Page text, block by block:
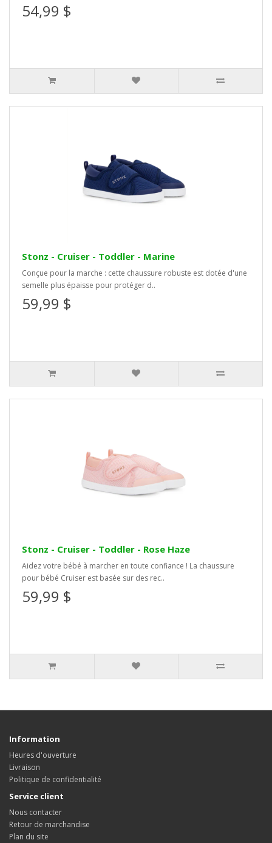
54,99 $
Stonz - Cruiser - Toddler - Marine
Conçue pour la marche : cette chaussure robuste est dotée d'une
semelle plus épaisse pour protéger d..
59,99 $
Stonz - Cruiser - Toddler - Rose Haze
Aidez votre bébé à marcher en toute confiance ! La chaussure
pour bébé Cruiser est basée sur des rec..
59,99 $
Information
Heures d'ouverture
Livraison
Politique de confidentialité
Service client
Nous contacter
Retour de marchandise
Plan du site